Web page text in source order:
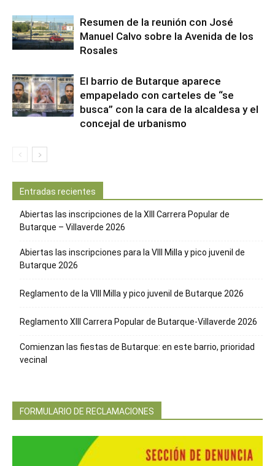
Resumen de la reunión con José
Manuel Calvo sobre la Avenida de los
Rosales
El barrio de Butarque aparece
empapelado con carteles de “se
busca” con la cara de la alcaldesa y el
concejal de urbanismo
Entradas recientes
Abiertas las inscripciones de la XIII Carrera Popular de
Butarque – Villaverde 2026
Abiertas las inscripciones para la VIII Milla y pico juvenil de
Butarque 2026
Reglamento de la VIII Milla y pico juvenil de Butarque 2026
Reglamento XIII Carrera Popular de Butarque-Villaverde 2026
Comienzan las fiestas de Butarque: en este barrio, prioridad
vecinal
FORMULARIO DE RECLAMACIONES